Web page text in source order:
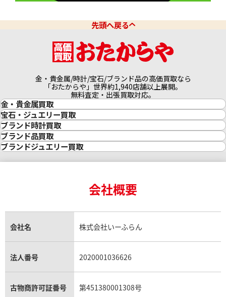
プラチナ850 (Pt850) ネックレス
円
プラチナ
3.2g
29,600円
先頭へ戻る
金・貴金属/時計/宝石/ブランド品の高価買取なら
「おたからや」世界約1,940店舗以上展開。
無料査定・出張買取対応。
金・貴金属買取
金買取
金の相場価格情報
金の参考買取価格一覧
インゴット買取
インゴットの相場価格情報
24金買取
金貨買取
貴金属買取
銀・シルバー買取
パラジウム買取
宝石・ジュエリー買取
宝石・ジュエリー買取
ダイヤモンド買取
ダイヤモンド・宝石の参考価格一覧
リング・結婚指輪買取
エメラルド買取
トパーズ買取
タンザナイト買取
キャッツアイ買取
アクアマリン買取
ブランド時計買取
時計買取
ロレックス買取
ロレックス デイトナ買取
ロレックス サブマリーナー買取
ロレックス エクスプローラー買取
ロレックス デイトジャスト買取
パテック フィリップノーチラス買取
ヴァシュロン・コンスタンタン買取
オメガ買取
ブランド品買取
ブランド買取
シャネル マトラッセ買取
セリーヌ買取
プラダ買取
ブランドジュエリー買取
ヴァンクリーフ＆アーペル買取
ショーメ買取
ダミアーニ買取
モーブッサン買取
会社概要
会社名 株式会社いーふらん
法人番号 2020001036626
古物商許可証番号 第451380001308号